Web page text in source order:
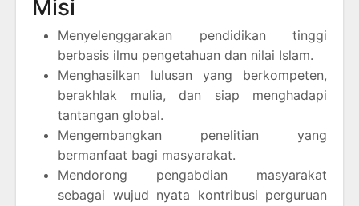
Misi
Menyelenggarakan pendidikan tinggi
berbasis ilmu pengetahuan dan nilai Islam.
Menghasilkan lulusan yang berkompeten,
berakhlak mulia, dan siap menghadapi
tantangan global.
Mengembangkan penelitian yang
bermanfaat bagi masyarakat.
Mendorong pengabdian masyarakat
sebagai wujud nyata kontribusi perguruan